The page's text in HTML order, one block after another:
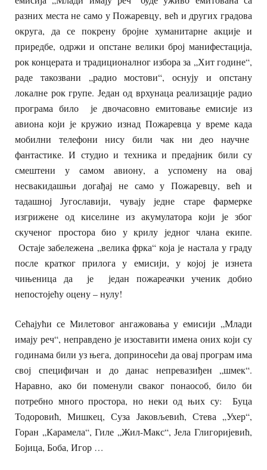
разних места не само у Пожаревцу, већ и других градова
округа, да се покрену бројне хуманитарне акције и
приредбе, одржи и опстане велики број манифестација,
рок концерата и традиционалног избора за „Хит године“,
раде такозвани „радио мостови“, оснују и опстану
локалне рок групе. Један од врхунаца реализације радио
програма било је двочасовно емитовање емисије из
авиона који је кружио изнад Пожаревца у време када
мобилни телефони нису били чак ни део научне
фантастике. И студио и техника и предајник били су
смештени у самом авиону, а успомену на овај
несвакидашњи догађај не само у Пожаревцу, већ и
тадашној Југославији, чувају једне старе фармерке
изгрижене од киселине из акумулатора који је због
скученог простора био у крилу једног члана екипе.
Остаје забележена „велика фрка“ која је настала у граду
после кратког прилога у емисији, у којој је изнета
чињеница да је један пожареачки ученик добио
непостојећу оцену – нулу!
Сећајући се Милетовог ангажовања у емисији „Млади
имају реч“, неправдено је изоставити имена оних који су
годинама били уз њега, доприносећи да овај програм има
свој специфичан и до данас непревазиђен „шмек“.
Наравно, ако би поменули сваког понаособ, било би
потребно много простора, но неки од њих су: Буца
Тодоровић, Мишкец, Суза Јаковљевић, Стева „Ухер“,
Горан „Карамела“, Гиле „Жил-Макс“, Јела Глигоријевић,
Бојица, Боба, Игор …